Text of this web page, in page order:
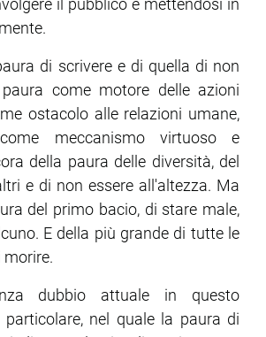
il pubblico e mettendosi in
di scrivere e di quella di non
come motore delle azioni
ostacolo alle relazioni umane,
meccanismo virtuoso e
della paura delle diversità, del
e di non essere all'altezza. Ma
del primo bacio, di stare male,
E della più grande di tutte le
morire.
dubbio attuale in questo
nel quale la paura di